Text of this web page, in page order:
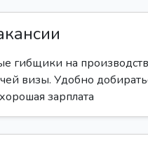
гибщики на
визы. Удобно
зарплата